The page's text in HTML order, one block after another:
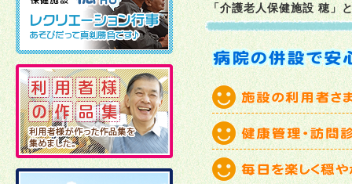
2025年12月19日
2025年12月02日
2025年11月21日
2025年11月11日
「介護老人保健施設 穂」